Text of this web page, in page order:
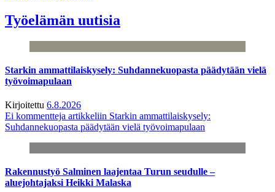
Työelämän uutisia
Starkin ammattilaiskysely: Suhdannekuopasta päädytään vielä
työvoimapulaan
Kirjoitettu 6.8.2026
Ei kommentteja artikkeliin Starkin ammattilaiskysely:
Suhdannekuopasta päädytään vielä työvoimapulaan
Rakennustyö Salminen laajentaa Turun seudulle –
aluejohtajaksi Heikki Malaska